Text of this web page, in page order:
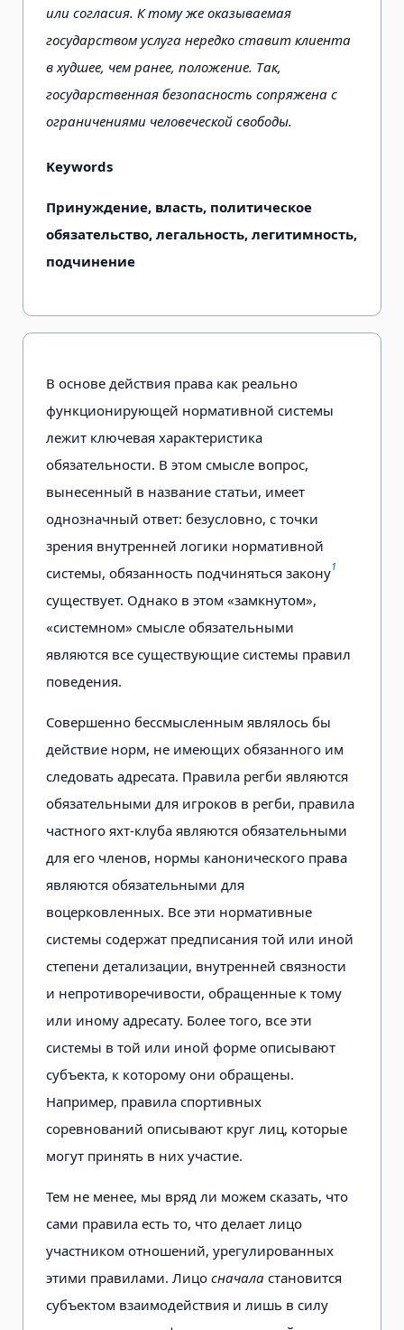
или согласия. К тому же оказываемая
государством услуга нередко ставит клиента
в худшее, чем ранее, положение. Так,
государственная безопасность сопряжена с
ограничениями человеческой свободы.
Keywords
Принуждение, власть, политическое
обязательство, легальность, легитимность,
подчинение
В основе действия права как реально
функционирующей нормативной системы
лежит ключевая характеристика
обязательности. В этом смысле вопрос,
вынесенный в название статьи, имеет
однозначный ответ: безусловно, с точки
зрения внутренней логики нормативной
системы, обязанность подчиняться закону1
существует. Однако в этом «замкнутом»,
«системном» смысле обязательными
являются все существующие системы правил
поведения.
Совершенно бессмысленным являлось бы
действие норм, не имеющих обязанного им
следовать адресата. Правила регби являются
обязательными для игроков в регби, правила
частного яхт-клуба являются обязательными
для его членов, нормы канонического права
являются обязательными для
воцерковленных. Все эти нормативные
системы содержат предписания той или иной
степени детализации, внутренней связности
и непротиворечивости, обращенные к тому
или иному адресату. Более того, все эти
системы в той или иной форме описывают
субъекта, к которому они обращены.
Например, правила спортивных
соревнований описывают круг лиц, которые
могут принять в них участие.
Тем не менее, мы вряд ли можем сказать, что
сами правила есть то, что делает лицо
участником отношений, урегулированных
этими правилами. Лицо сначала становится
субъектом взаимодействия и лишь в силу